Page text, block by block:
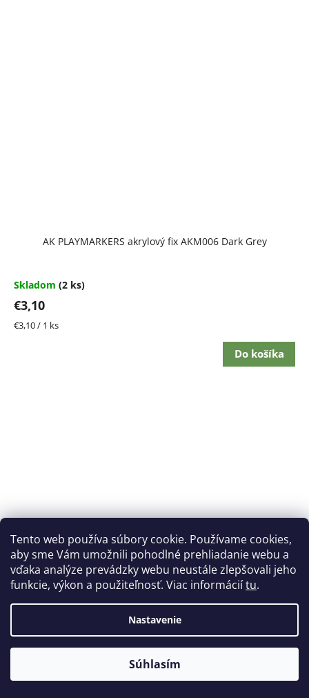
Tento web používa súbory cookie. Používame cookies,
aby sme Vám umožnili pohodlné prehliadanie webu a
vďaka analýze prevádzky webu neustále zlepšovali jeho
funkcie, výkon a použiteľnosť. Viac informáciítu.
Nastavenie
Súhlasím
AK PLAYMARKERS akrylový fix AKM006 Dark Grey
Skladom (2 ks)
€3,10
Jednotková
€3,10 / 1 ks
Do košíka
AK PLAYMARKERS akrylový fix AKM007 Light Skin
Skladom(2 ks)